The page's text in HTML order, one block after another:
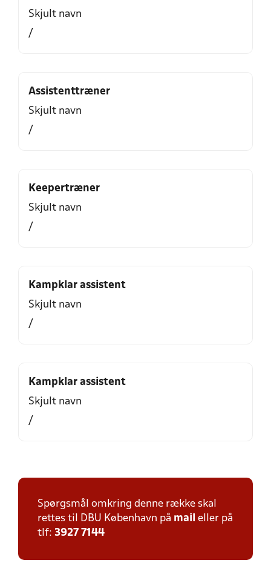
Skjult navn
/
Assistenttræner
Skjult navn
/
Keepertræner
Skjult navn
/
Kampklar assistent
Skjult navn
/
Kampklar assistent
Skjult navn
/
Spørgsmål omkring denne række skal
rettes til DBU København på mail eller på
tlf: 3927 7144